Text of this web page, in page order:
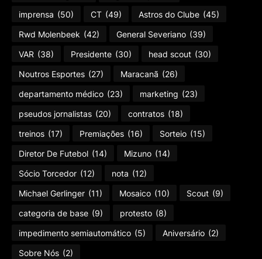
imprensa (50) CT (49) Astros do Clube (45)
Rwd Molenbeek (42) General Severiano (39)
VAR (38) Presidente (30) head scout (30)
Noutros Esportes (27) Maracanã (26)
departamento médico (23) marketing (23)
pseudos jornalistas (20) contratos (18)
treinos (17) Premiações (16) Sorteio (15)
Diretor De Futebol (14) Mizuno (14)
Sócio Torcedor (12) nota (12)
Michael Gerlinger (11) Mosaico (10) Scout (9)
categoria de base (9) protesto (8)
impedimento semiautomático (5) Aniversário (2)
Sobre Nós (2)